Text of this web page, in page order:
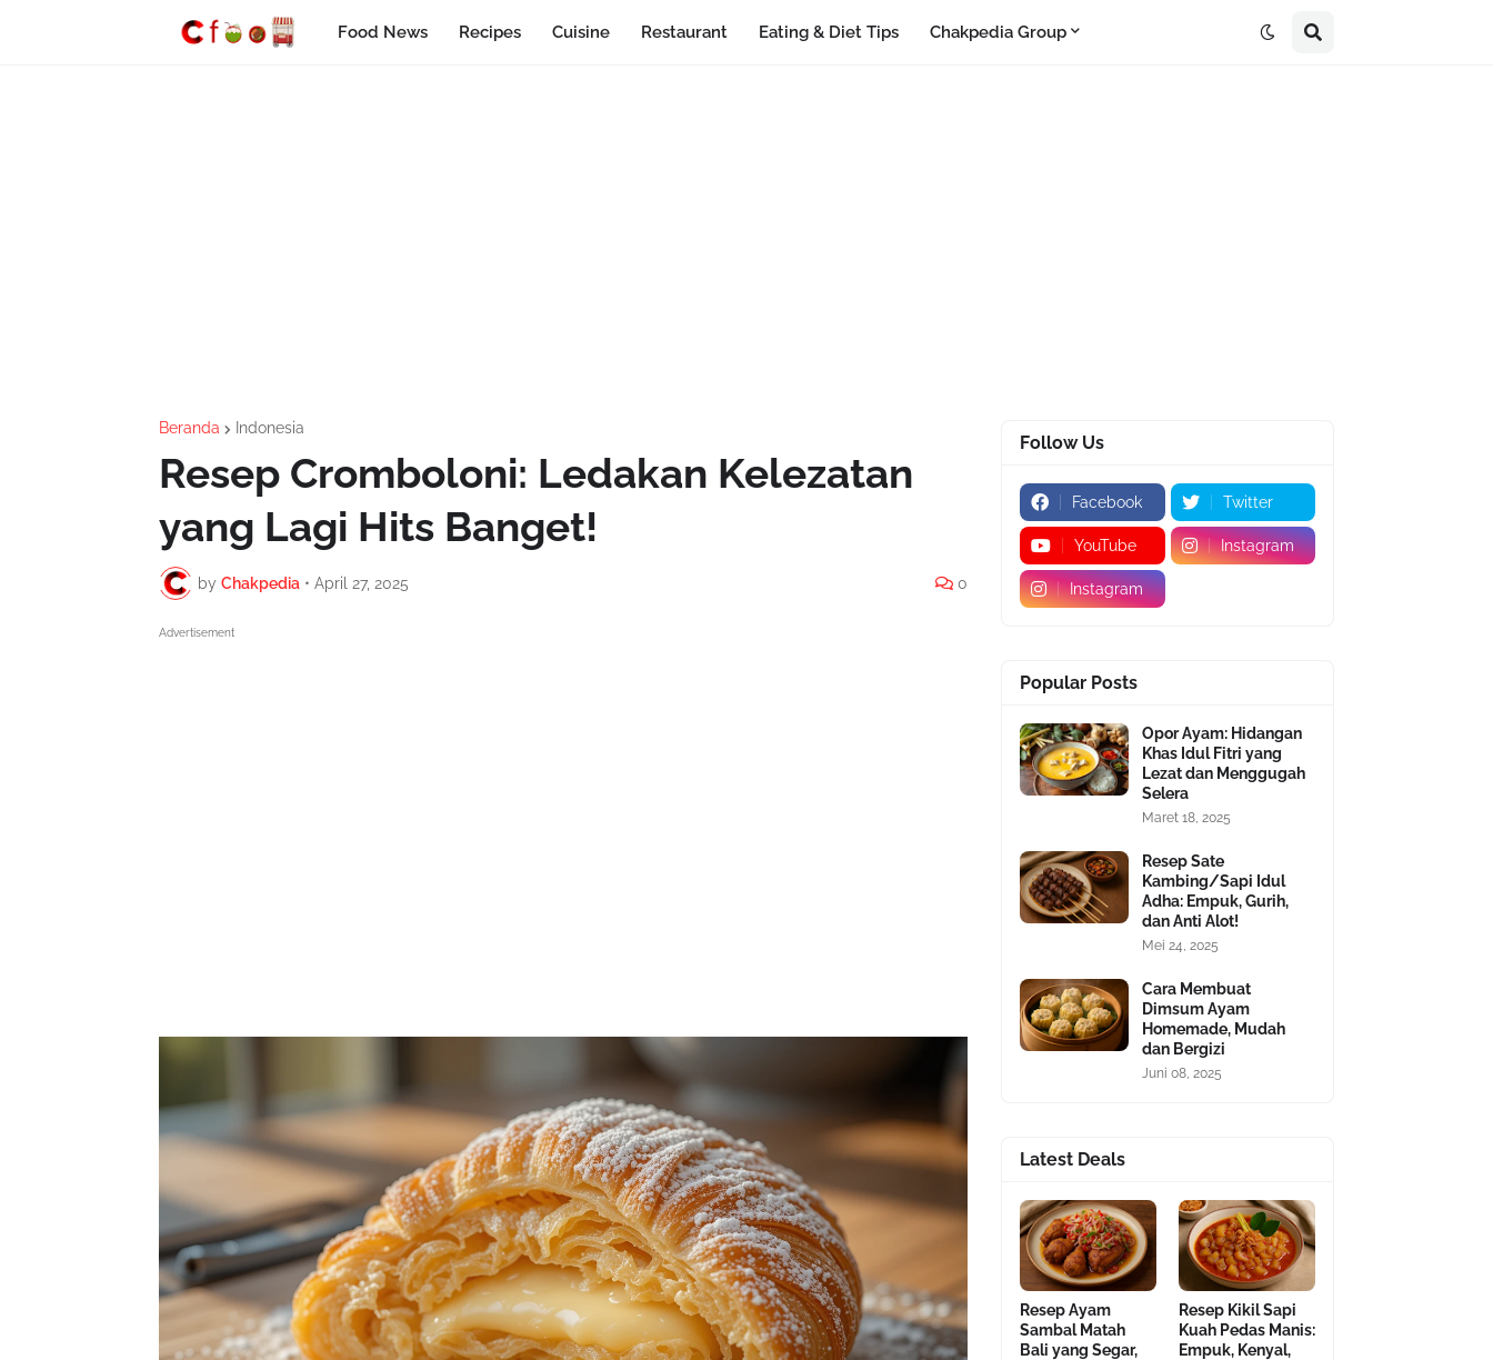
Food News Recipes Cuisine Restaurant Eating & Diet Tips Chakpedia Group
Beranda Indonesia
Resep Cromboloni: Ledakan Kelezatan
yang Lagi Hits Banget!
by Chakpedia • April 27, 2025 0
Advertisement
Follow Us
Facebook Twitter
YouTube Instagram
Instagram
Popular Posts
Opor Ayam: Hidangan
Khas Idul Fitri yang
Lezat dan Menggugah
Selera
Maret 18, 2025
Resep Sate
Kambing/Sapi Idul
Adha: Empuk, Gurih,
dan Anti Alot!
Mei 24, 2025
Cara Membuat
Dimsum Ayam
Homemade, Mudah
dan Bergizi
Juni 08, 2025
Latest Deals
Resep Ayam
Sambal Matah
Bali yang Segar,
Resep Kikil Sapi
Kuah Pedas Manis:
Empuk, Kenyal,